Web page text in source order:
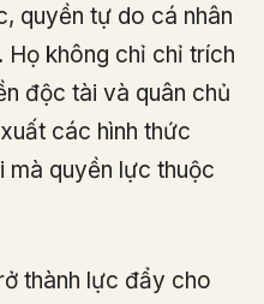
quyền tự do cá nhân
không chỉ chỉ trích
độc tài và quân chủ
các hình thức
mà quyền lực thuộc
thành lực đẩy cho